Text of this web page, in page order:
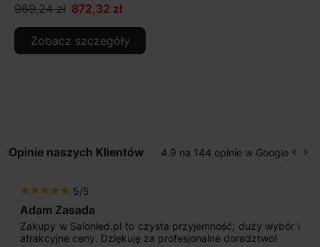
969,24 zł 872,32 zł
Zobacz szczegóły
Opinie naszych Klientów 4.9 na 144 opinie w Google keyboard_arrow_left keyboard_arrow_right
star star star star star 5/5
Adam Zasada
Zakupy w Salonled.pl to czysta przyjemność; duży wybór i
atrakcyjne ceny. Dziękuję za profesjonalne doradztwo!